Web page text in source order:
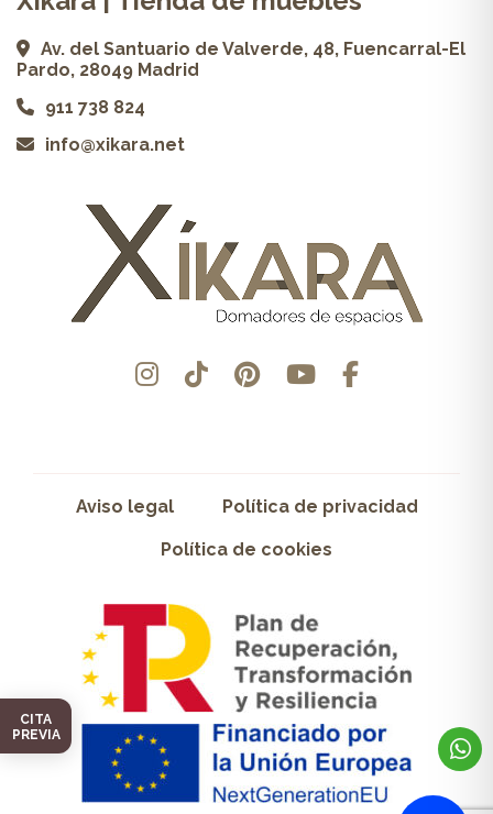
CITA
PREVIA
Av. del Santuario de Valverde, 48, Fuencarral-El
Pardo, 28049 Madrid
911 738 824
info@xikara.net
Aviso legal Política de privacidad
Política de cookies